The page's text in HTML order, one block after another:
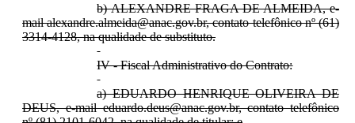
b) ALEXANDRE FRAGA DE ALMEIDA, e-
mail alexandre.almeida@anac.gov.br, contato telefônico nº (61)
3314-4128, na qualidade de substituto.
IV - Fiscal Administrativo do Contrato:
a) EDUARDO HENRIQUE OLIVEIRA DE
DEUS, e-mail eduardo.deus@anac.gov.br, contato telefônico